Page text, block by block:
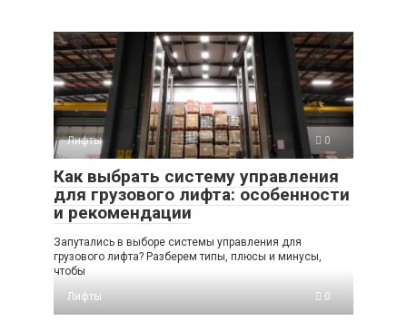
Лифты 0
Как выбрать систему управления
для грузового лифта: особенности
и рекомендации
Запутались в выборе системы управления для
грузового лифта? Разберем типы, плюсы и минусы,
чтобы
Лифты
0